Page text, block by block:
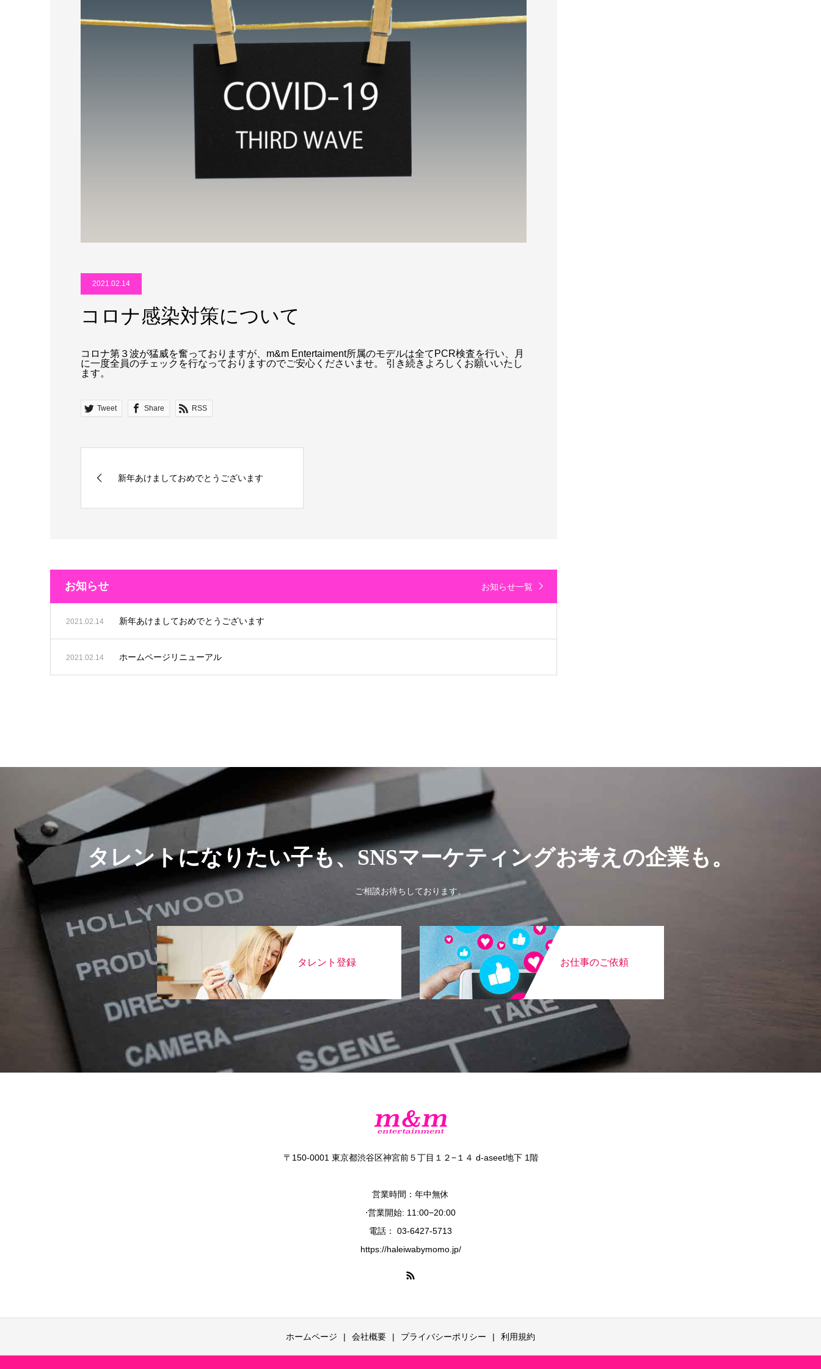
2021.02.14
コロナ感染対策について
コロナ第３波が猛威を奮っておりますが、m&m Entertaiment所属のモデルは全てPCR検査を行い、月
に一度全員のチェックを行なっておりますのでご安心くださいませ。 引き続きよろしくお願いいたし
ます。
Tweet Share RSS
新年あけましておめでとうございます
お知らせ お知らせ一覧
2021.02.14 新年あけましておめでとうございます
2021.02.14 ホームページリニューアル
タレントになりたい子も、SNSマーケティングお考えの企業も。
ご相談お待ちしております。
タレント登録 お仕事のご依頼
〒150-0001 東京都渋谷区神宮前５丁目１２−１４ d-aseet地下 1階
営業時間：年中無休
⋅営業開始: 11:00−20:00
電話： 03-6427-5713
https://haleiwabymomo.jp/
ホームページ 会社概要 プライバシーポリシー 利用規約